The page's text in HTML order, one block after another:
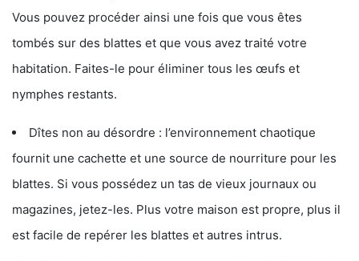
Vous pouvez procéder ainsi une fois que vous êtes
tombés sur des blattes et que vous avez traité votre
habitation. Faites-le pour éliminer tous les œufs et
nymphes restants.
Dîtes non au désordre : l’environnement chaotique
fournit une cachette et une source de nourriture pour les
blattes. Si vous possédez un tas de vieux journaux ou
magazines, jetez-les. Plus votre maison est propre, plus il
est facile de repérer les blattes et autres intrus.